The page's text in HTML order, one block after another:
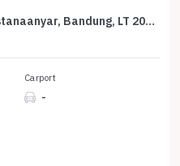
Disewakan Rumah Murah di Astanaanyar, Bandung, LT 200m²
Carport
-